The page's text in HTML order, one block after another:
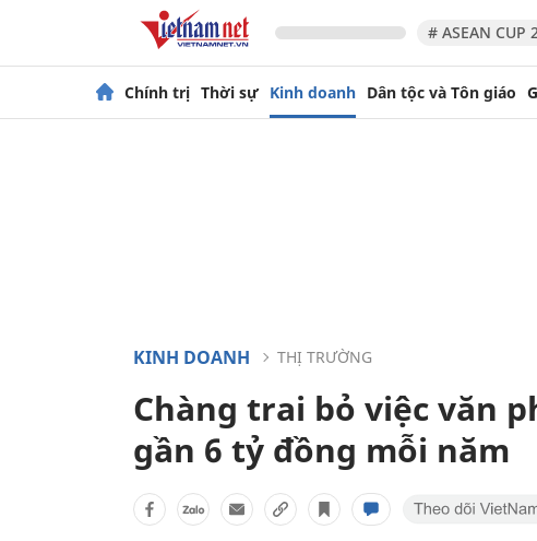
# ASEAN CUP
Chính trị Thời sự Kinh doanh Dân tộc và Tôn giáo
KINH DOANH THỊ TRƯỜNG
Chàng trai bỏ việc văn
gần 6 tỷ đồng mỗi năm